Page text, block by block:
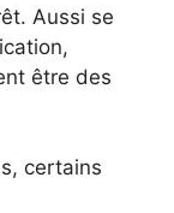
Aussi se
être des
certains